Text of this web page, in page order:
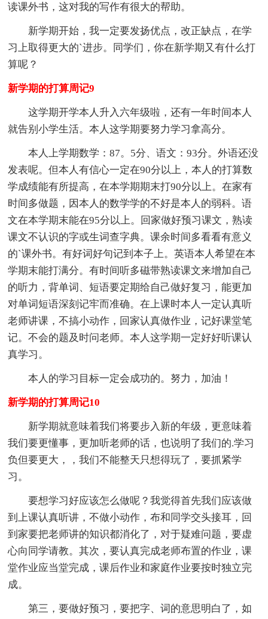
读课外书，这对我的写作有很大的帮助。
新学期开始，我一定要发扬优点，改正缺点，在学
习上取得更大的`进步。同学们，你在新学期又有什么打
算呢？
新学期的打算周记9
这学期开学本人升入六年级啦，还有一年时间本人
就告别小学生活。本人这学期要努力学习拿高分。
本人上学期数学：87。5分、语文：93分。外语还没
发表呢。但本人有信心一定在90分以上，本人的打算数
学成绩能有所提高，在本学期期末打90分以上。在家有
时间多做题，因本人的数学学的不好是本人的弱科。语
文在本学期末能在95分以上。回家做好预习课文，熟读
课文不认识的字或生词查字典。课余时间多看看有意义
的`课外书。有好词好句记到本子上。英语本人希望在本
学期末能打满分。有时间听多磁带熟读课文来增加自己
的听力，背单词、短语要定期给自己做好复习，能更加
对单词短语深刻记牢而准确。在上课时本人一定认真听
老师讲课，不搞小动作，回家认真做作业，记好课堂笔
记。不会的题及时问老师。本人这学期一定好好听课认
真学习。
本人的学习目标一定会成功的。努力，加油！
新学期的打算周记10
新学期就意味着我们将要步入新的年级，更意味着
我们要更懂事，更加听老师的话，也说明了我们的.学习
负但要更大，，我们不能整天只想得玩了，要抓紧学
习。
要想学习好应该怎么做呢？我觉得首先我们应该做
到上课认真听讲，不做小动作，布和同学交头接耳，回
到家要把老师讲的知识都消化了，对于疑难问题，要虚
心向同学请教。其次，要认真完成老师布置的作业，课
堂作业应当堂完成，课后作业和家庭作业要按时独立完
成。
第三，要做好预习，要把字、词的意思明白了，如